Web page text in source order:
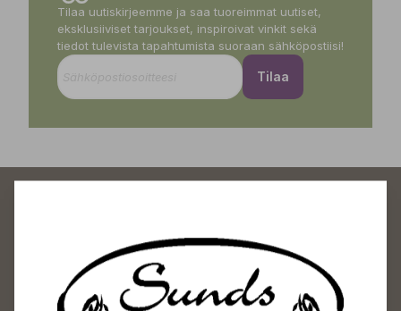
Tilaa uutiskirjeemme ja saa tuoreimmat uutiset,
eksklusiiviset tarjoukset, inspiroivat vinkit sekä
tiedot tulevista tapahtumista suoraan sähköpostiisi!
Tilaa
Sundin Puutarhakeskus